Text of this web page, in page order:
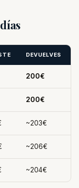
DEVUELVES
200€
200€
~203€
~206€
~204€